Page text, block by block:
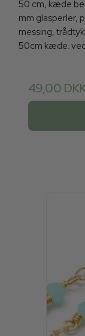
50 cm, kæde
mm glasperler,
messing,
50cm kæde.
49,00